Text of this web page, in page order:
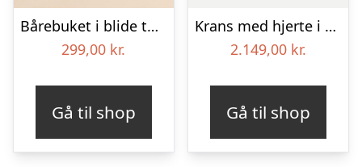
Bårebuket i blide toner
299,00 kr.
Gå til shop
Krans med hjerte i klassisk stil – rød og hvid
2.149,00 kr.
Gå til shop